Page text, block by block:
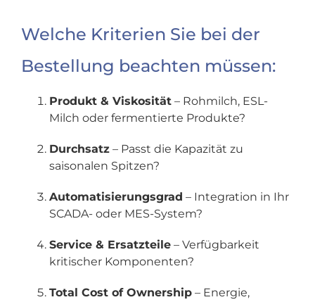
Welche Kriterien Sie bei der
Bestellung beachten müssen:
Produkt & Viskosität – Rohmilch, ESL-
Milch oder fermentierte Produkte?
Durchsatz – Passt die Kapazität zu
saisonalen Spitzen?
Automatisierungsgrad – Integration in Ihr
SCADA- oder MES-System?
Service & Ersatzteile – Verfügbarkeit
kritischer Komponenten?
Total Cost of Ownership – Energie,